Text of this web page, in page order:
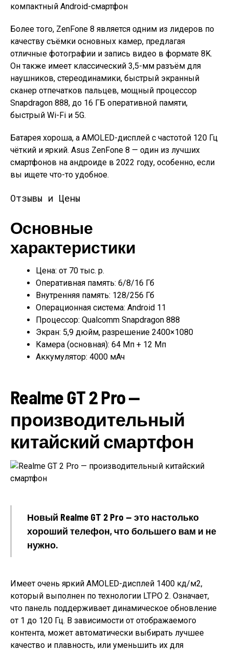
компактный Android-смартфон
Более того, ZenFone 8 является одним из лидеров по
качеству съёмки основных камер, предлагая
отличные фотографии и запись видео в формате 8K.
Он также имеет классический 3,5-мм разъём для
наушников, стереодинамики, быстрый экранный
сканер отпечатков пальцев, мощный процессор
Snapdragon 888, до 16 ГБ оперативной памяти,
быстрый Wi-Fi и 5G.
Батарея хороша, а AMOLED-дисплей с частотой 120 Гц
чёткий и яркий. Asus ZenFone 8 — один из лучших
смартфонов на андроиде в 2022 году, особенно, если
вы ищете что-то удобное.
Отзывы и Цены
Основные
характеристики
Цена: от 70 тыс. р.
Оперативная память: 6/8/16 Гб
Внутренняя память: 128/256 Гб
Операционная система: Android 11
Процессор: Qualcomm Snapdragon 888
Экран: 5,9 дюйм, разрешение 2400×1080
Камера (основная): 64 Мп + 12 Мп
Аккумулятор: 4000 мАч
Realme GT 2 Pro —
производительный
китайский смартфон
Новый Realme GT 2 Pro — это настолько
хороший телефон, что большего вам и не
нужно.
Имеет очень яркий AMOLED-дисплей 1400 кд/м2,
который выполнен по технологии LTPO 2. Означает,
что панель поддерживает динамическое обновление
от 1 до 120 Гц. В зависимости от отображаемого
контента, может автоматически выбирать лучшее
качество и плавность, или уменьшить их для